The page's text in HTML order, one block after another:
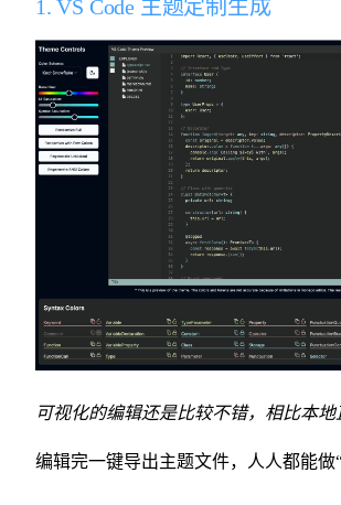
1. VS Code 主题定制生成
可视化的编辑还是比较不错，相比本地
编辑完一键导出主题文件，人人都能做“